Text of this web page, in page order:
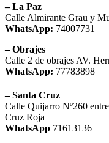
– La Paz
Calle Almirante Grau y
WhatsApp: 74007731
– Obrajes
Calle 2 de obrajes AV.
WhatsApp: 77783898
– Santa Cruz
Calle Quijarro Nº260
Cruz Roja
WhatsApp 71613136